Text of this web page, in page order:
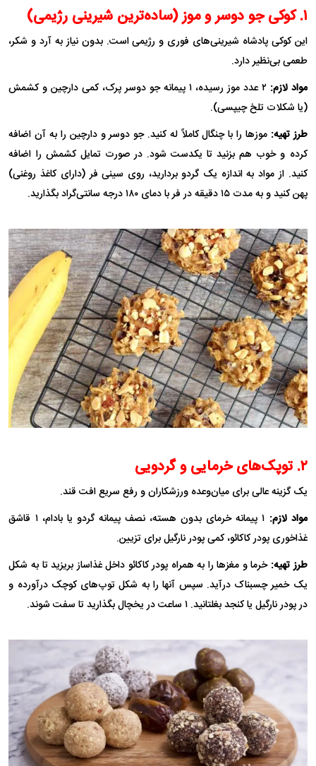
۱. کوکی جو دوسر و موز (ساده‌ترین شیرینی رژیمی)
این کوکی پادشاه شیرینی‌های فوری و رژیمی است. بدون نیاز به آرد و شکر،
طعمی بی‌نظیر دارد.
مواد لازم:
۲ عدد موز رسیده، ۱ پیمانه جو دوسر پرک، کمی دارچین و کشمش
(یا شکلات تلخ چیپسی).
طرز تهیه: موز‌ها را با چنگال کاملاً له کنید. جو دوسر و دارچین را به آن اضافه
کرده و خوب هم بزنید تا یکدست شود. در صورت تمایل کشمش را اضافه
کنید. از مواد به اندازه یک گردو بردارید، روی سینی فر (دارای کاغذ روغنی)
پهن کنید و به مدت ۱۵ دقیقه در فر با دمای ۱۸۰ درجه سانتی‌گراد بگذارید.
۲. توپک‌های خرمایی و گردویی
یک گزینه عالی برای میان‌وعده ورزشکاران و رفع سریع افت قند.
مواد لازم:
۱ پیمانه خرمای بدون هسته، نصف پیمانه گردو یا بادام، ۱ قاشق
غذاخوری پودر کاکائو، کمی پودر نارگیل برای تزیین.
طرز تهیه: خرما و مغز‌ها را به همراه پودر کاکائو داخل غذاساز بریزید تا به شکل
یک خمیر چسبناک درآید. سپس آنها را به شکل توپ‌های کوچک درآورده و
در پودر نارگیل یا کنجد بغلتانید. ۱ ساعت در یخچال بگذارید تا سفت شوند.